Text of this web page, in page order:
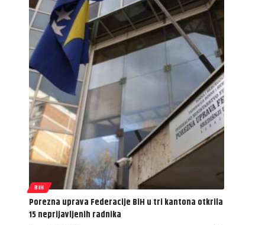
BIH
Porezna uprava Federacije BiH u tri kantona otkrila
15 neprijavljenih radnika